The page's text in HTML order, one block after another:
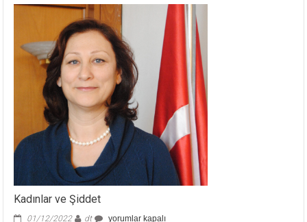
Kadınlar ve Şiddet
01/12/2022 dt Kadınlar
yorumlar kapalı